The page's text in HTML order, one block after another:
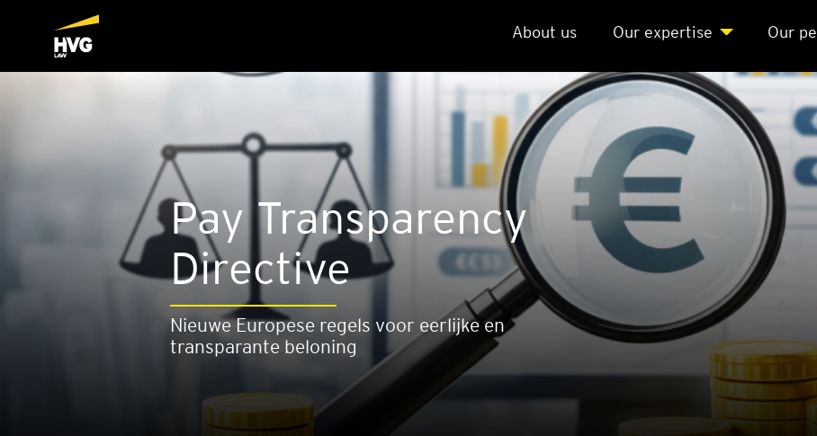
About us Our exper­ti­se Our
Pay Transpa­ren­cy
Direc­ti­ve
Nieuwe Europese regels voor eerlijke en
transparante beloning